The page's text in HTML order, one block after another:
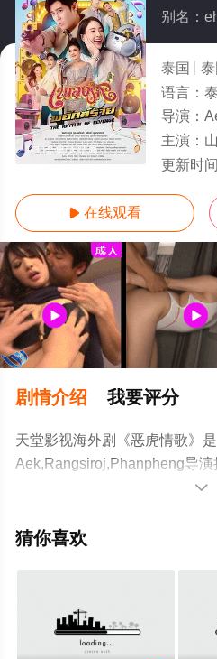
1-30全集/大结局
别名：
泰国 泰
语言：
导演：
主演： 山提
更新时间
 在线观看
剧情介绍 我要评分
天堂影视海外剧《恶虎情歌》
Aek,Rangsiroj,Phanpheng导演
莎兰雅·春哈萨特,维察亚蓬·亚
已揭晓（1-30全集），手机免

猜你喜欢